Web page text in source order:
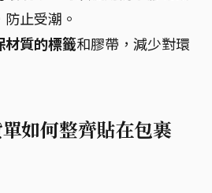
止受潮。
材質的標籤和膠帶，減少對環
如何整齊貼在包裹